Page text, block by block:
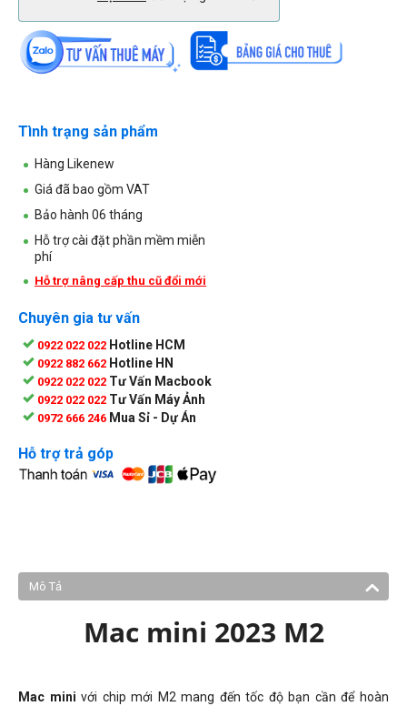
Tình trạng sản phẩm
Hàng Likenew
Giá đã bao gồm VAT
Bảo hành 06 tháng
Hỗ trợ cài đặt phần mềm miễn
phí
Hỗ trợ nâng cấp thu cũ đổi mới
Chuyên gia tư vấn
0922 022 022 Hotline HCM
0922 882 662 Hotline HN
0922 022 022 Tư Vấn Macbook
0922 022 022 Tư Vấn Máy Ảnh
0972 666 246 Mua Sỉ - Dự Án
Hỗ trợ trả góp
Mô Tả
Mac mini 2023 M2
Mac minivới chip mới M2 mang đến tốc độ bạn cần để hoàn